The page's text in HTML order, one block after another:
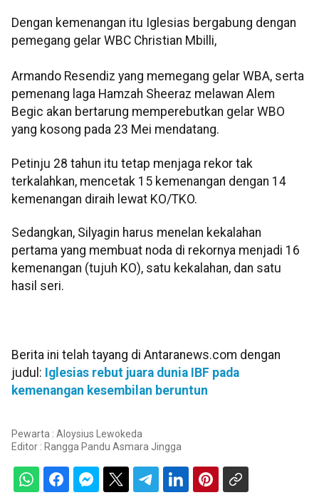
Dengan kemenangan itu Iglesias bergabung dengan
pemegang gelar WBC Christian Mbilli,
Armando Resendiz yang memegang gelar WBA, serta
pemenang laga Hamzah Sheeraz melawan Alem
Begic akan bertarung memperebutkan gelar WBO
yang kosong pada 23 Mei mendatang.
Petinju 28 tahun itu tetap menjaga rekor tak
terkalahkan, mencetak 15 kemenangan dengan 14
kemenangan diraih lewat KO/TKO.
Sedangkan, Silyagin harus menelan kekalahan
pertama yang membuat noda di rekornya menjadi 16
kemenangan (tujuh KO), satu kekalahan, dan satu
hasil seri.
Berita ini telah tayang di Antaranews.com dengan
judul: Iglesias rebut juara dunia IBF pada
kemenangan kesembilan beruntun
Pewarta : Aloysius Lewokeda
Editor : Rangga Pandu Asmara Jingga